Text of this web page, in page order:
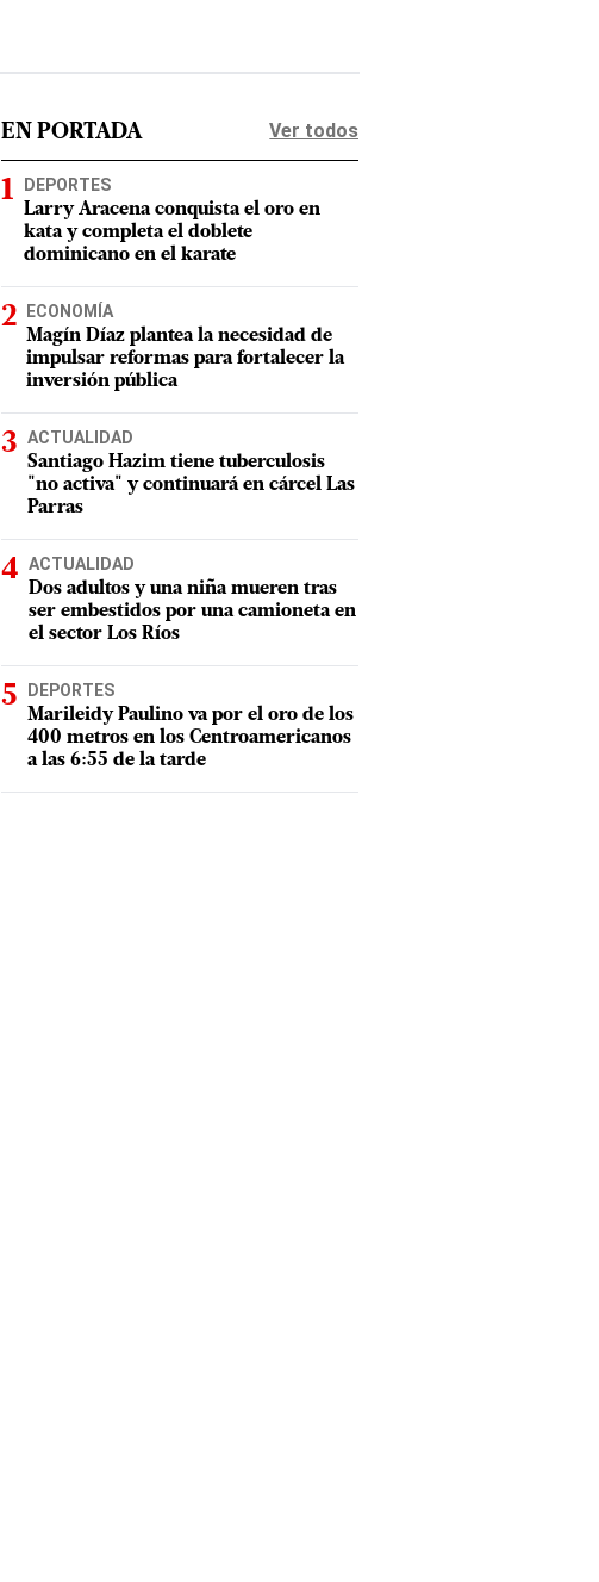
EN PORTADA Ver todos
DEPORTES
Larry Aracena conquista el oro en
kata y completa el doblete
dominicano en el karate
ECONOMÍA
Magín Díaz plantea la necesidad de
impulsar reformas para fortalecer la
inversión pública
ACTUALIDAD
Santiago Hazim tiene tuberculosis
"no activa" y continuará en cárcel Las
Parras
ACTUALIDAD
Dos adultos y una niña mueren tras
ser embestidos por una camioneta en
el sector Los Ríos
DEPORTES
Marileidy Paulino va por el oro de los
400 metros en los Centroamericanos
a las 6:55 de la tarde